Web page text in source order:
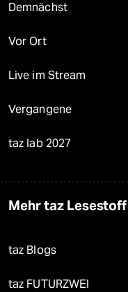
Demnächst
Vor Ort
Live im Stream
Vergangene
taz lab 2027
Mehr taz Lesestoff
taz Blogs
taz FUTURZWEI